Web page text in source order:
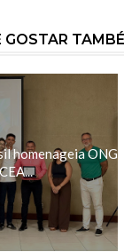
GOSTAR
homenageia ONG